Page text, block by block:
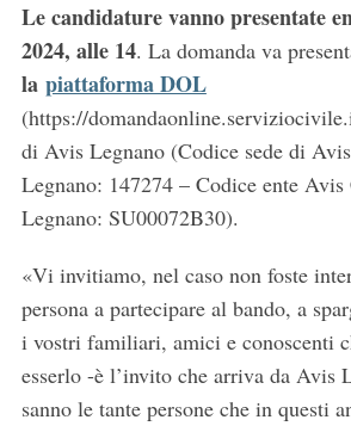
Le candidature vanno presentate
2024, alle 14. La domanda va
la piattaforma DOL
(https://
di Avis Legnano (Codice sede di
Legnano: 147274 – Codice ente
Legnano: SU00072B30).
«Vi invitiamo, nel caso non foste
persona a partecipare al bando, a
i vostri familiari, amici e conoscenti
esserlo -è l’invito che arriva da Avis
sanno le tante persone che in questi